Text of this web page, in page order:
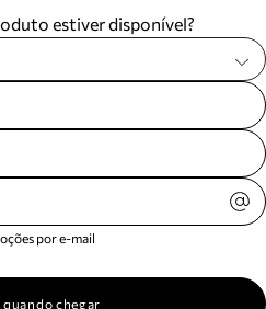
estiver disponível?
por e-mail
quando chegar